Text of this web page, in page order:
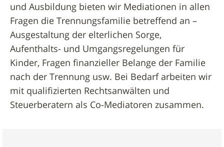
und Ausbildung bieten wir Mediationen in allen
Fragen die Trennungsfamilie betreffend an –
Ausgestaltung der elterlichen Sorge,
Aufenthalts- und Umgangsregelungen für
Kinder, Fragen finanzieller Belange der Familie
nach der Trennung usw. Bei Bedarf arbeiten wir
mit qualifizierten Rechtsanwälten und
Steuerberatern als Co-Mediatoren zusammen.